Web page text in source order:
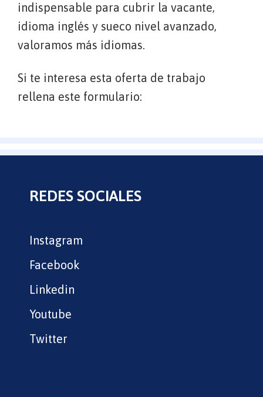
indispensable para cubrir la vacante,
idioma inglés y sueco nivel avanzado,
valoramos más idiomas.
Si te interesa esta oferta de trabajo
rellena este formulario:
REDES SOCIALES
Instagram
Facebook
Linkedin
Youtube
Twitter